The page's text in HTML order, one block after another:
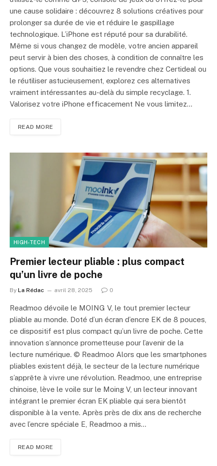
une cause solidaire : découvrez 8 solutions créatives pour
prolonger sa durée de vie et réduire le gaspillage
technologique. L’iPhone est réputé pour sa durabilité.
Même si vous changez de modèle, votre ancien appareil
peut servir à bien des choses, à condition de connaître les
options. Que vous souhaitiez le revendre chez Certideal ou
le réutiliser astucieusement, explorez ces alternatives
vraiment intéressantes au-delà du simple recyclage. 1.
Valorisez votre iPhone efficacement Ne vous limitez…
READ MORE
HIGH-TECH
Premier lecteur pliable : plus compact
qu’un livre de poche
By La Rédac avril 28, 2025 0
Readmoo dévoile le MOING V, le tout premier lecteur
pliable au monde. Doté d’un écran d’encre EK de 8 pouces,
ce dispositif est plus compact qu’un livre de poche. Cette
innovation s’annonce prometteuse pour l’avenir de la
lecture numérique. © Readmoo Alors que les smartphones
pliables existent déjà, le secteur de la lecture numérique
s’apprête à vivre une révolution. Readmoo, une entreprise
chinoise, lève le voile sur le Moing V, un lecteur innovant
intégrant le premier écran EK pliable qui sera bientôt
disponible à la vente. Après près de dix ans de recherche
avec l’encre spéciale E, Readmoo a mis…
READ MORE